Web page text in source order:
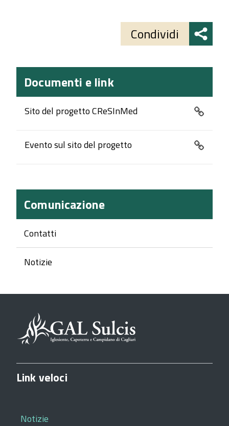
Condividi
Documenti e link
Sito del progetto CReSInMed
Evento sul sito del progetto
Comunicazione
Contatti
Notizie
Link veloci
Notizie